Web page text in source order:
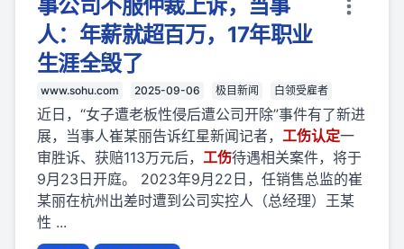
事公司不服仲裁上诉，当事
人：年薪就超百万，17年职业
生涯全毁了
www.sohu.com 2025-09-06 极目新闻 白领受雇者
近日，“女子遭老板性侵后遭公司开除”事件有了新进
展，当事人崔某丽告诉红星新闻记者， 工伤认定一
审胜诉、获赔113万元后， 工伤待遇相关案件，将于
9月23日开庭。 2023年9月22日，任销售总监的崔
某丽在杭州出差时遭到公司实控人（总经理）王某
性 ...